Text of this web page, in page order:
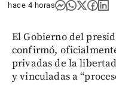
hace 4 horas
El Gobierno del
confirmó,
privadas de la
y vinculadas a